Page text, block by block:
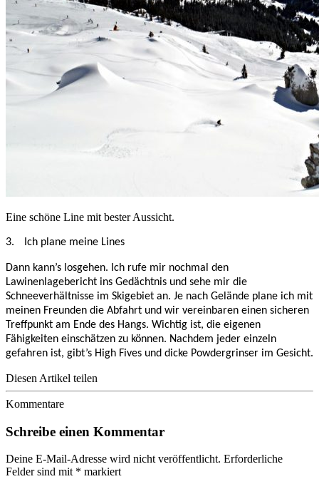
Eine schöne Line mit bester Aussicht.
3. Ich plane meine Lines
Dann kann’s losgehen. Ich rufe mir nochmal den
Lawinenlagebericht ins Gedächtnis und sehe mir die
Schneeverhältnisse im Skigebiet an. Je nach Gelände plane ich mit
meinen Freunden die Abfahrt und wir vereinbaren einen sicheren
Treffpunkt am Ende des Hangs. Wichtig ist, die eigenen
Fähigkeiten einschätzen zu können. Nachdem jeder einzeln
gefahren ist, gibt’s High Fives und dicke Powdergrinser im Gesicht.
Diesen Artikel teilen
Kommentare
Schreibe einen Kommentar
Deine E-Mail-Adresse wird nicht veröffentlicht. Erforderliche
Felder sind mit * markiert